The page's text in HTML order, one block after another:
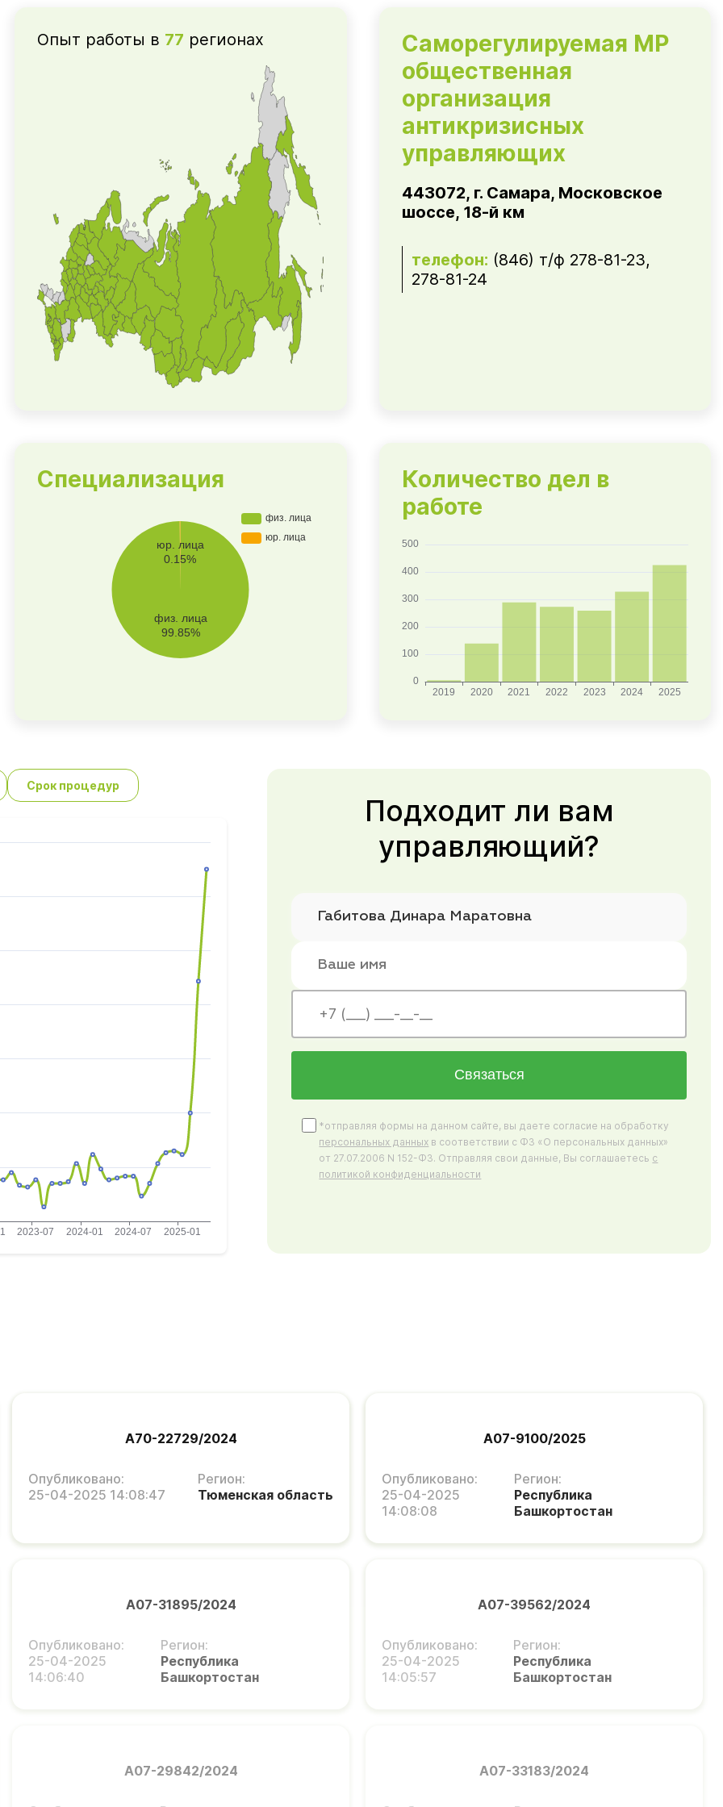
Опыт работы в 77 регионах
Саморегулируемая МР
общественная
организация
антикризисных
управляющих
443072, г. Самара, Московское
шоссе, 18-й км
телефон: (846) т/ф 278-81-23,
278-81-24
Специализация
Количество дел в
работе
Срок процедур
Подходит ли вам
управляющий?
Связаться
*отправляя формы на данном сайте, вы даете согласие на обработку
персональных данных в соответствии с ФЗ «О персональных данных»
от 27.07.2006 N 152-ФЗ. Отправляя свои данные, Вы соглашаетесь с
политикой конфиденциальности
А70-22729/2024
Опубликовано:
25-04-2025 14:08:47
Регион:
Тюменская область
А07-9100/2025
Опубликовано:
25-04-2025
14:08:08
Регион:
Республика
Башкортостан
А07-31895/2024
Опубликовано:
25-04-2025
14:06:40
Регион:
Республика
Башкортостан
А07-39562/2024
Опубликовано:
25-04-2025
14:05:57
Регион:
Республика
Башкортостан
А07-29842/2024 А07-33183/2024